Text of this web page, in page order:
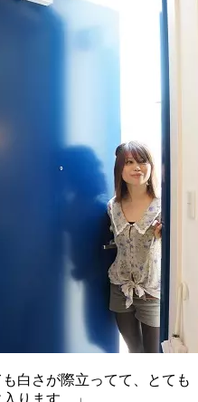
も白さが際立ってて、とても